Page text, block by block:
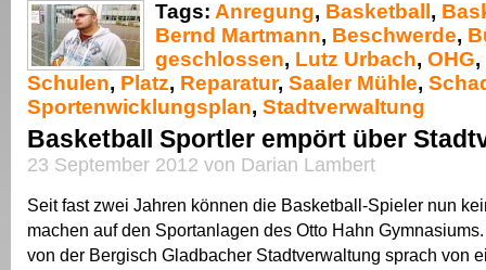
Tags: Anregung, Basketball ,
Bernd Martmann, Beschwerde,
geschlossen, Lutz Urbach, OHG,
Schulen, Platz, Reparatur, Saaler Mühle,
Sportenwicklungsplan, Stadtverwaltung
Basketball Sportler empört über
23 September 2012 von Darian Lambert
Seit fast zwei Jahren können die Basketball-Spieler nun
machen auf den Sportanlagen des Otto Hahn
von der Bergisch Gladbacher Stadtverwaltung sprach von